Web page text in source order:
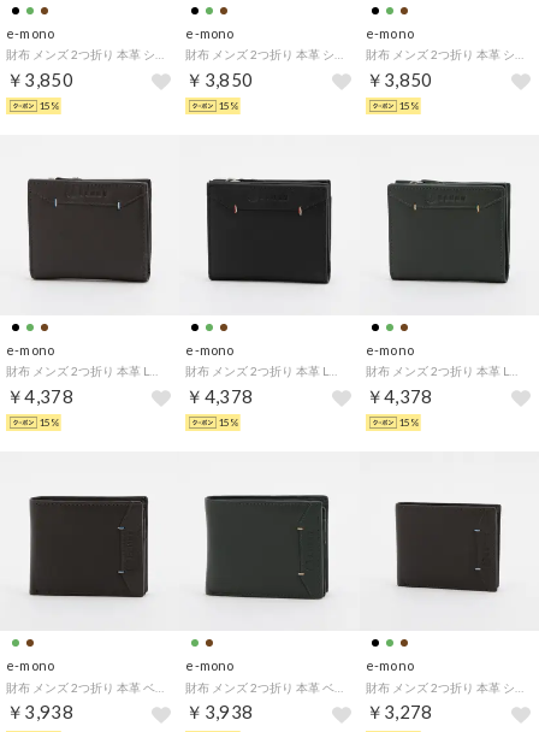
e-mono
財布 メンズ 2つ折り 本革 シンプル 薄い 切り返し ポイントステッチ スムース ベーシック （チョコ）
￥3,850
15%
e-mono
財布 メンズ 2つ折り 本革 シンプル 薄い 切り返し ポイントステッチ スムース ベーシック （ブラック）
￥3,850
15%
e-mono
財布 メンズ 2つ折り 本革 シンプル 薄い 切り返し ポイントステッチ スムース ベーシック （グリーン）
￥3,850
15%
e-mono
￥4,378
15%
e-mono
￥4,378
15%
e-mono
￥4,378
15%
e-mono
￥3,938
e-mono
￥3,938
e-mono
￥3,278